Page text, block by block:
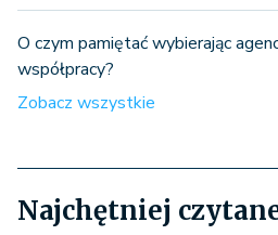
O czym pamiętać wybierając
współpracy?
Zobacz wszystkie
Najchętniej